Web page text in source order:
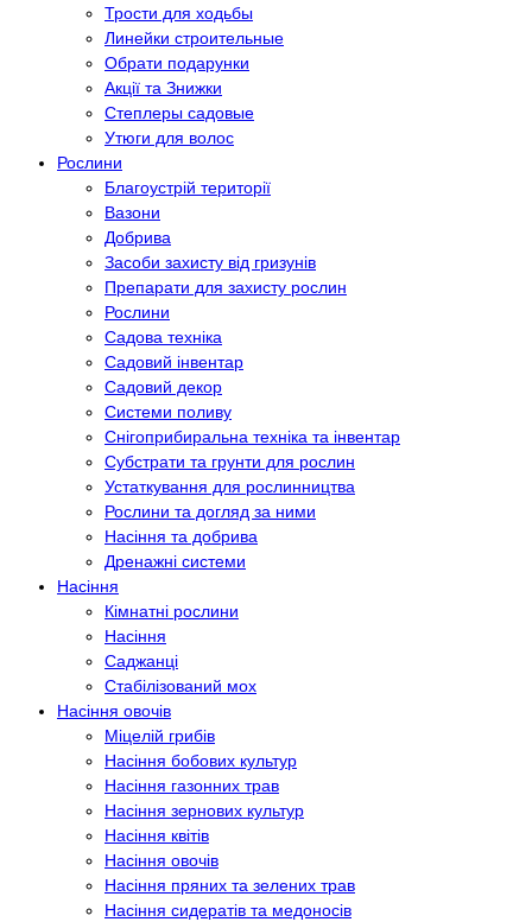
Трости для ходьбы
Линейки строительные
Обрати подарунки
Акції та Знижки
Степлеры садовые
Утюги для волос
Рослини
Благоустрій території
Вазони
Добрива
Засоби захисту від гризунів
Препарати для захисту рослин
Рослини
Садова техніка
Садовий інвентар
Садовий декор
Системи поливу
Снігоприбиральна техніка та інвентар
Субстрати та грунти для рослин
Устаткування для рослинництва
Рослини та догляд за ними
Насіння та добрива
Дренажні системи
Насіння
Кімнатні рослини
Насіння
Саджанці
Стабілізований мох
Насіння овочів
Міцелій грибів
Насіння бобових культур
Насіння газонних трав
Насіння зернових культур
Насіння квітів
Насіння овочів
Насіння пряних та зелених трав
Насіння сидератів та медоносів